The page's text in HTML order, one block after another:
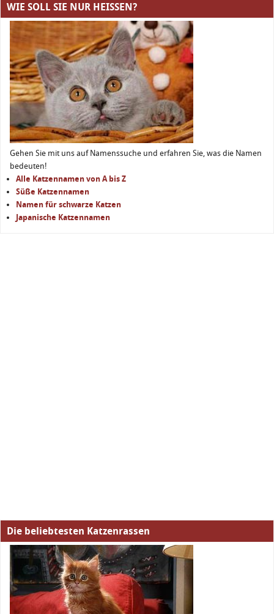
WIE SOLL SIE NUR HEISSEN?
Gehen Sie mit uns auf Namenssuche und erfahren Sie, was die Namen
bedeuten!
Alle Katzennamen von A bis Z
Süße Katzennamen
Namen für schwarze Katzen
Japanische Katzennamen
Die beliebtesten Katzenrassen